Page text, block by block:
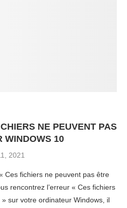
NE PEUVENT PAS
WINDOWS 10
2021
Ces fichiers ne peuvent pas être
rencontrez l’erreur « Ces fichiers
sur votre ordinateur Windows, il